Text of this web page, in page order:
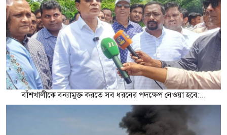
বাঁশখালীকে বন্যামুক্ত করতে সব ধরনের পদক্ষেপ নেওয়া হবে:...